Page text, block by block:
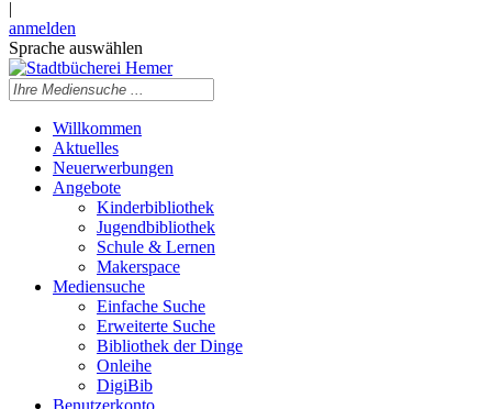
|
anmelden
Sprache auswählen
Willkommen
Aktuelles
Neuerwerbungen
Angebote
Kinderbibliothek
Jugendbibliothek
Schule & Lernen
Makerspace
Mediensuche
Einfache Suche
Erweiterte Suche
Bibliothek der Dinge
Onleihe
DigiBib
Benutzerkonto